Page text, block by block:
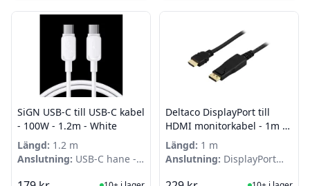
SiGN USB-C till USB-C kabel
- 100W - 1.2m - White
Längd: 1.2 m
Anslutning: USB-C hane -
Deltaco DisplayPort till
HDMI monitorkabel - 1m -
Svart
Längd: 1 m
Anslutning: DisplayPort